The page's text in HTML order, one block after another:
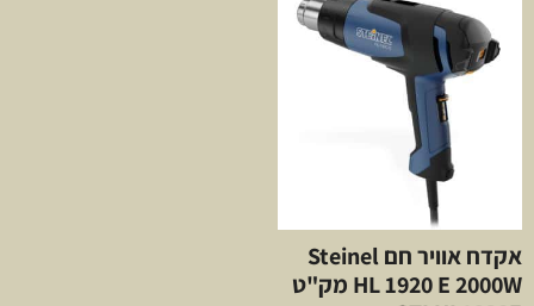
אקדח אוויר חם Steinel
HL 1920 E 2000W מק"ט